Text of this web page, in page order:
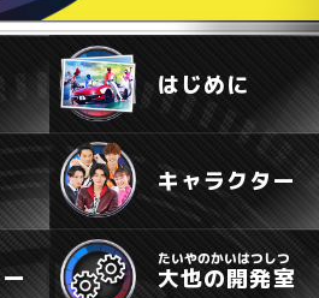
はじめに
キャラクター
大也の開発室
たいやのかいはつしつ